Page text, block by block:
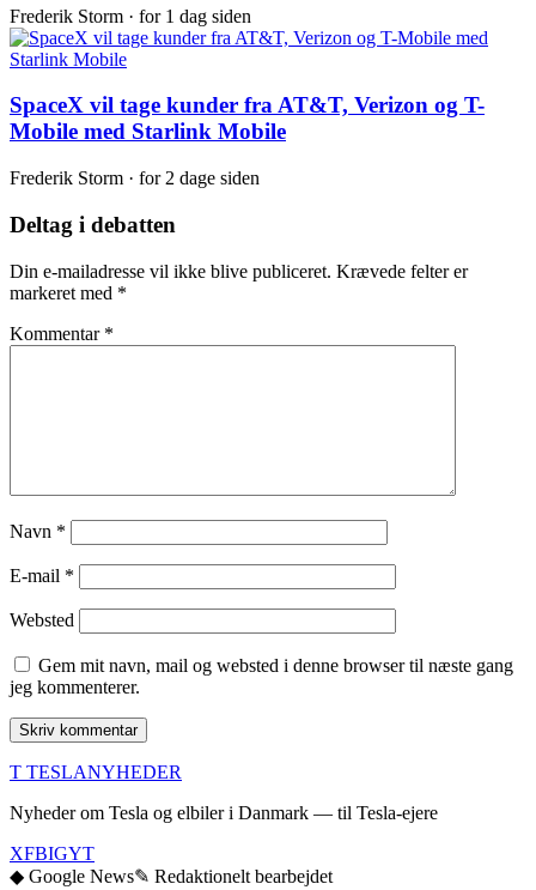
Frederik Storm · for 1 dag siden
SpaceX vil tage kunder fra AT&T, Verizon og T-
Mobile med Starlink Mobile
Frederik Storm · for 2 dage siden
Deltag i debatten
Din e-mailadresse vil ikke blive publiceret. Krævede felter er
markeret med *
Kommentar *
Navn *
E-mail *
Websted
Gem mit navn, mail og websted i denne browser til næste gang
jeg kommenterer.
T TESLANYHEDER
Nyheder om Tesla og elbiler i Danmark — til Tesla-ejere
XFBIGYT
◆ Google News✎ Redaktionelt bearbejdet